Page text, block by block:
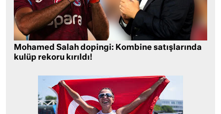
Mohamed Salah dopingi: Kombine satışlarında
kulüp rekoru kırıldı!